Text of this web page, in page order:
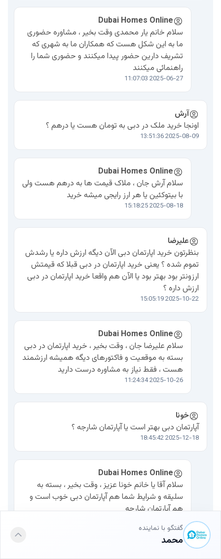
گفتگو با نماینده
محمد
Dubai Homes Online
سلام خانم یار محمدی وقت بخیر ، مشاوره حضوری
ما به این شکل هست که همکاران ما به شهری که
تشریف دارین حضور پیدا میکنند و حضوری شما را
راهنمائی میکنند
2025-06-27 11:07:03
آرش
اونجا خرید ملک در دبی به تومان هست یا درهم ؟
2025-08-09 13:51:36
Dubai Homes Online
سلام آرش جان ، ملاک قیمت ها به درهم هست ولی
با بیتوکئین یا هر ارز رایجی میشه خرید
2025-08-18 15:18:25
علیرضا
بنظرتون خرید اپارتمان دبی الآن دیگه ارزش داره یا رشدش
تموم شده ؟ یعنی خرید اپارتمان در دبی قبلا که قیمتش
ارزونتر بود بهتر بود یا الآن هم واقعا خرید اپارتمان در دبی
ارزش داره ؟
2025-10-22 15:05:19
Dubai Homes Online
سلام علیرضا جان ، وقت بخیر ، خرید اپارتمان در دبی
بسته به موقعیت و فاکتورهای دیگه همیشه ارزشمند
هست ، فقط نیاز به مشاوره درست دارید
2025-10-26 11:24:34
خونا
آپارتمان دبی بهتر است یا آپارتمان شارجه ؟
2025-12-18 18:45:42
Dubai Homes Online
سلام آقا یا خانم خونا عزیز ، وقت بخیر ، بسته به
سلیقه و شرایط شما هم آپارتمان دبی خوب است و
هم آپارتمان شارجه